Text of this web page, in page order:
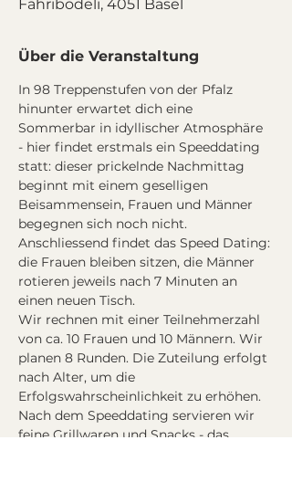
Fähribödeli, 4051 Basel
Über die Veranstaltung
In 98 Treppenstufen von der Pfalz
hinunter erwartet dich eine
Sommerbar in idyllischer Atmosphäre
- hier findet erstmals ein Speeddating
statt: dieser prickelnde Nachmittag
beginnt mit einem geselligen
Beisammensein, Frauen und Männer
begegnen sich noch nicht.
Anschliessend findet das Speed Dating:
die Frauen bleiben sitzen, die Männer
rotieren jeweils nach 7 Minuten an
einen neuen Tisch.
Wir rechnen mit einer Teilnehmerzahl
von ca. 10 Frauen und 10 Männern. Wir
planen 8 Runden. Die Zuteilung erfolgt
nach Alter, um die
Erfolgswahrscheinlichkeit zu erhöhen.
Nach dem Speeddating servieren wir
feine Grillwaren und Snacks - das